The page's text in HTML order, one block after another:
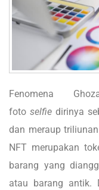
Fenomena
foto selfiedirinya
dan meraup
NFT merupakan
barang yang
atau barang antik.